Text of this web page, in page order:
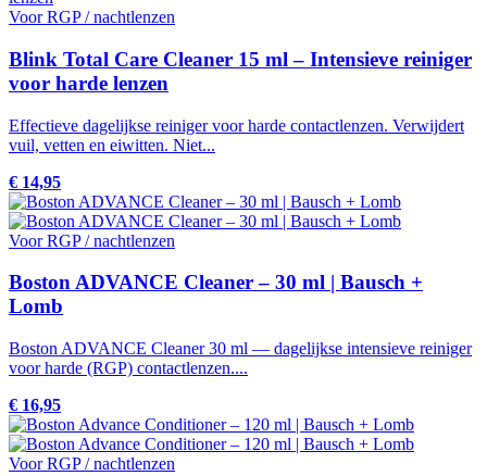
Voor RGP / nachtlenzen
Blink Total Care Cleaner 15 ml – Intensieve reiniger
voor harde lenzen
Effectieve dagelijkse reiniger voor harde contactlenzen. Verwijdert
vuil, vetten en eiwitten. Niet...
€ 14,95
Voor RGP / nachtlenzen
Boston ADVANCE Cleaner – 30 ml | Bausch +
Lomb
Boston ADVANCE Cleaner 30 ml — dagelijkse intensieve reiniger
voor harde (RGP) contactlenzen....
€ 16,95
Voor RGP / nachtlenzen